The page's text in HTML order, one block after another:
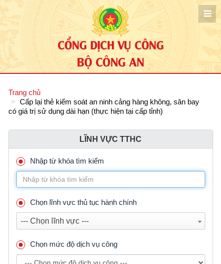
CỔNG DỊCH VỤ CÔNG
BỘ CÔNG AN
Trang chủ
Cấp lại thẻ kiểm soát an ninh cảng hàng không, sân bay
có giá trị sử dụng dài hạn (thực hiện tại cấp tỉnh)
LĨNH VỰC TTHC
Nhập từ khóa tìm kiếm
Chọn lĩnh vực thủ tục hành chính
--- Chọn lĩnh vực ---
Chọn mức độ dịch vụ công